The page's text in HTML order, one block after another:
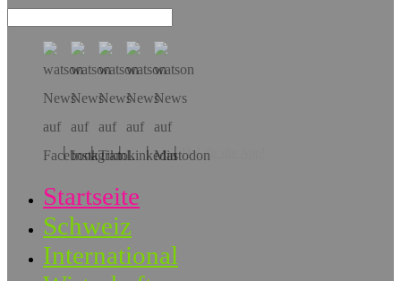
Hol dir die App!
Startseite
Schweiz
International